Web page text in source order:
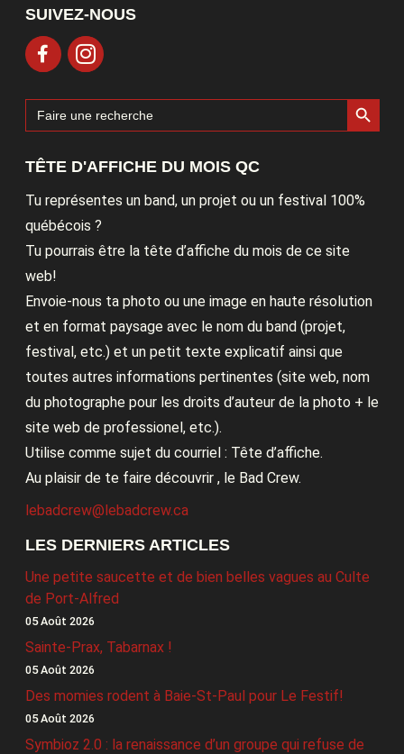
SUIVEZ-NOUS
Search
for:
Search Button
TÊTE D'AFFICHE DU MOIS QC
Tu représentes un band, un projet ou un festival 100%
québécois ?
Tu pourrais être la tête d’affiche du mois de ce site
web!
Envoie-nous ta photo ou une image en haute résolution
et en format paysage avec le nom du band (projet,
festival, etc.) et un petit texte explicatif ainsi que
toutes autres informations pertinentes (site web, nom
du photographe pour les droits d’auteur de la photo + le
site web de professionel, etc.).
Utilise comme sujet du courriel : Tête d’affiche.
Au plaisir de te faire découvrir , le Bad Crew.
lebadcrew@lebadcrew.ca
LES DERNIERS ARTICLES
Une petite saucette et de bien belles vagues au Culte
de Port-Alfred
05 Août 2026
Sainte-Prax, Tabarnax !
05 Août 2026
Des momies rodent à Baie-St-Paul pour Le Festif!
05 Août 2026
Symbioz 2.0 : la renaissance d’un groupe qui refuse de